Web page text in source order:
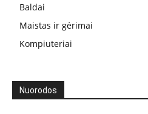
Baldai
Maistas ir gėrimai
Kompiuteriai
Nuorodos